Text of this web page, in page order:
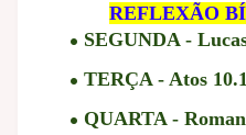
REFLEXÃO
SEGUNDA -
TERÇA - Atos
QUARTA -